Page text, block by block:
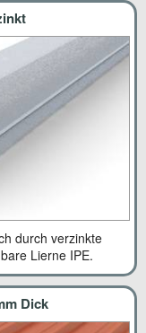
durch verzinkte
Lierne IPE.
Dick